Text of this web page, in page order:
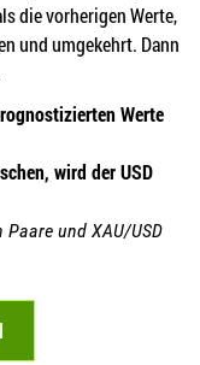
die vorherigen Werte,
und umgekehrt. Dann
Werte
wird der USD
und XAU/USD